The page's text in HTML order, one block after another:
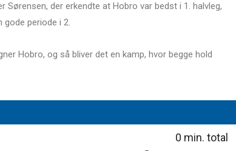
der erkendte at Hobro var bedst i 1. halvleg,
gode periode i 2.
Hobro, og så bliver det en kamp, hvor begge hold
0 min. total